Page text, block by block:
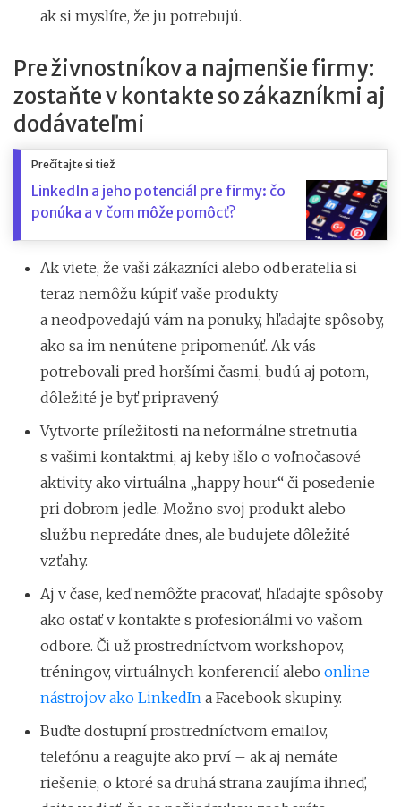
ak si myslíte, že ju potrebujú.
Pre živnostníkov a najmenšie firmy:
zostaňte v kontakte so zákazníkmi aj
dodávateľmi
Prečítajte si tiež
LinkedIn a jeho potenciál pre firmy: čo
ponúka a v čom môže pomôcť?
Ak viete, že vaši zákazníci alebo odberatelia si
teraz nemôžu kúpiť vaše produkty
a neodpovedajú vám na ponuky, hľadajte spôsoby,
ako sa im nenútene pripomenúť. Ak vás
potrebovali pred horšími časmi, budú aj potom,
dôležité je byť pripravený.
Vytvorte príležitosti na neformálne stretnutia
s vašimi kontaktmi, aj keby išlo o voľnočasové
aktivity ako virtuálna „happy hour“ či posedenie
pri dobrom jedle. Možno svoj produkt alebo
službu nepredáte dnes, ale budujete dôležité
vzťahy.
Aj v čase, keď nemôžte pracovať, hľadajte spôsoby
ako ostať v kontakte s profesionálmi vo vašom
odbore. Či už prostredníctvom workshopov,
tréningov, virtuálnych konferencií alebo online
nástrojov ako LinkedIn a Facebook skupiny.
Buďte dostupní prostredníctvom emailov,
telefónu a reagujte ako prví – ak aj nemáte
riešenie, o ktoré sa druhá strana zaujíma ihneď,